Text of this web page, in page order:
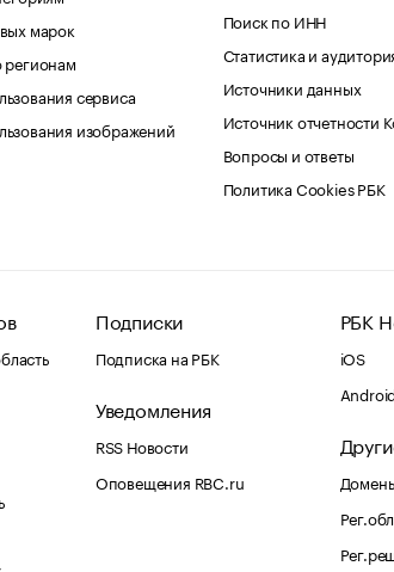
марок
регионам
сервиса
изображений
Поиск по ИНН
Статистика и
Источники данных
Источник отчетности
Вопросы и ответы
Политика Cookies РБК
Подписки
Подписка на РБК
Уведомления
RSS Новости
Оповещения RBC.ru
РБК
iOS